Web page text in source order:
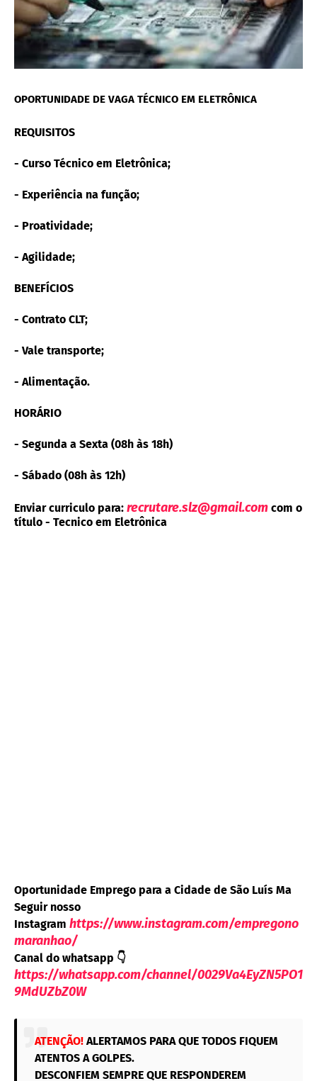
OPORTUNIDADE DE VAGA TÉCNICO EM ELETRÔNICA
REQUISITOS
- Curso Técnico em Eletrônica;
- Experiência na função;
- Proatividade;
- Agilidade;
BENEFÍCIOS
- Contrato CLT;
- Vale transporte;
- Alimentação.
HORÁRIO
- Segunda a Sexta (08h às 18h)
- Sábado (08h às 12h)
Enviar curriculo para: recrutare.slz@gmail.com com o
título - Tecnico em Eletrônica
Oportunidade Emprego para a Cidade de São Luís Ma
Seguir nosso
Instagram https://www.instagram.com/empregono
maranhao/
Canal do whatsapp 👇
https://whatsapp.com/channel/0029Va4EyZN5PO1
9MdUZbZ0W
ATENÇÃO! ALERTAMOS PARA QUE TODOS FIQUEM
ATENTOS A GOLPES.
DESCONFIEM SEMPRE QUE RESPONDEREM